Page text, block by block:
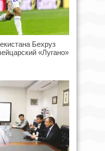
Бехруз
«Лугано»